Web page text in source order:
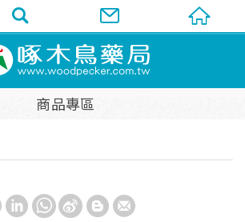
商品專區